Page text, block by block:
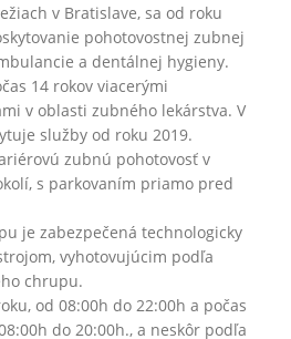
v Bratislave, sa od roku
pohotovostnej zubnej
a dentálnej hygieny.
14 rokov viacerými
v oblasti zubného lekárstva. V
služby od roku 2019.
zubnú pohotovosť v
s parkovaním priamo pred
je zabezpečená technologicky
vyhotovujúcim podľa
chrupu.
od 08:00h do 22:00h a počas
do 20:00h., a neskôr podľa